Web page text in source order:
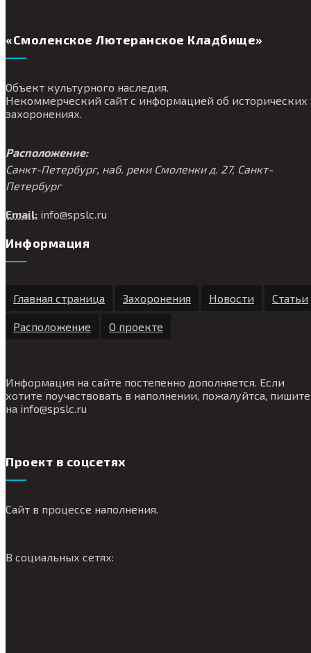
«Смоленское Лютеранское Кладбище»
Объект культурного наследия.
Некоммерческий сайт с информацией об исторических
захоронениях.
Расположение:
Санкт-Петербург, наб. реки Смоленки д. 27, Санкт-
Петербург
Email: info@spslc.ru
Информация
Главная страница Захоронения Новости Статьи
Расположение О проекте
Информация на сайте постепенно дополняется. Если
хотите поучаствовать в наполнении, пожалуйтса, пишите
на info@spslc.ru
Проект в соцсетях
Сайт в процессе наполнения.
В социальных сетях: